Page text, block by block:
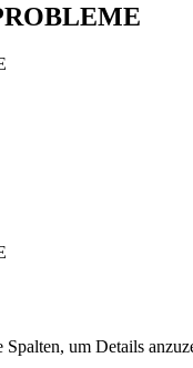
um Details